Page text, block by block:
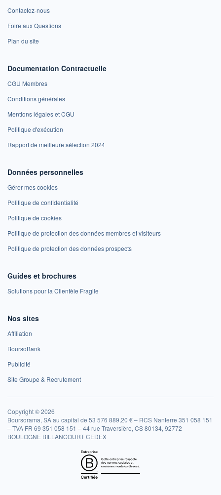
Contactez-nous
Foire aux Questions
Plan du site
Documentation Contractuelle
CGU Membres
Conditions générales
Mentions légales et CGU
Politique d'exécution
Rapport de meilleure sélection 2024
Données personnelles
Gérer mes cookies
Politique de confidentialité
Politique de cookies
Politique de protection des données membres et visiteurs
Politique de protection des données prospects
Guides et brochures
Solutions pour la Clientèle Fragile
Nos sites
Affiliation
BoursoBank
Publicité
Site Groupe & Recrutement
Copyright © 2026
Boursorama, SA au capital de 53 576 889,20 € – RCS Nanterre 351 058 151
– TVA FR 69 351 058 151 – 44 rue Traversière, CS 80134, 92772
BOULOGNE BILLANCOURT CEDEX